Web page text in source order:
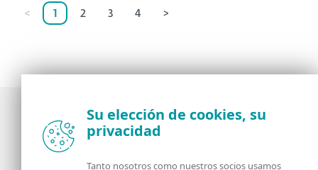
< 1 2 3 4 >
Noticias, opiniones y análisis de la comunidad de
seguridad de ESET
Su elección de cookies, su
privacidad
Tanto nosotros como nuestros socios usamos